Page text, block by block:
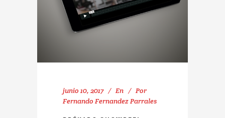
junio 10, 2017 En
Por
Fernando Fernandez Parrales